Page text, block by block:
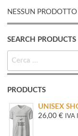
NESSUN
SEARCH PRODUCTS
RICERCA
PRODUCTS
UNISEX
26,00 € IVA